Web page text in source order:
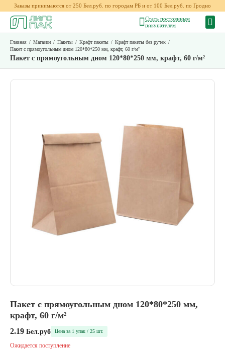
Заказы принимаются от 250 Бел.руб. по городам РБ и от 100 Бел.руб. по Гродно
Стать постоянным
покупателем
Главная / Магазин / Пакеты / Крафт пакеты / Крафт пакеты без ручек /
Пакет с прямоугольным дном 120*80*250 мм, крафт, 60 г/м²
Пакет с прямоугольным дном 120*80*250 мм, крафт, 60 г/м²
Пакет с прямоугольным дном 120*80*250 мм,
крафт, 60 г/м²
2.19 Бел.руб Цена за 1 упак / 25 шт.
Ожидается поступление